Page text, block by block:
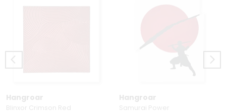
Hangroar
Blinxor Crimson Red
Hangroar
Samurai Power